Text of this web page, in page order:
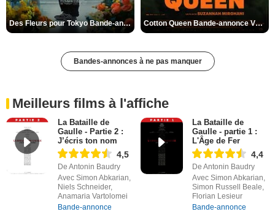
Des Fleurs pour Tokyo Bande-annonce VO STFR Cotton Queen Bande-annonce VO STFR
Bandes-annonces à ne pas manquer
Meilleurs films à l'affiche
La Bataille de
Gaulle - Partie 2 :
J’écris ton nom
4,5
De Antonin Baudry
Avec Simon Abkarian,
Niels Schneider,
Anamaria Vartolomei
Bande-annonce
La Bataille de
Gaulle - partie 1 :
L'Âge de Fer
4,4
De Antonin Baudry
Avec Simon Abkarian,
Simon Russell Beale,
Florian Lesieur
Bande-annonce